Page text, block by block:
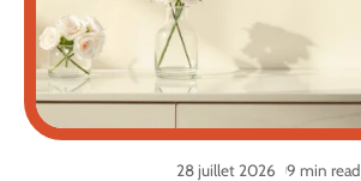
28 juillet 2026 9 min read